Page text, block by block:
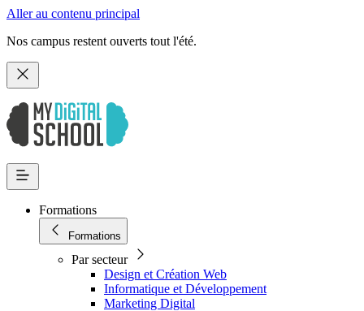
Aller au contenu principal
Nos campus restent ouverts tout l'été.
Formations
Formations
Par secteur
Design et Création Web
Informatique et Développement
Marketing Digital